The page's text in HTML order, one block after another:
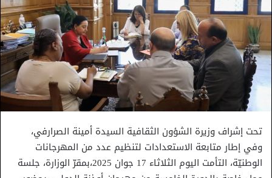
تحت إشراف وزيرة الشؤون الثقافية السيدة أمينة الصرارفي،
وفي إطار متابعة الاستعدادات لتنظيم عدد من المهرجانات
الوطنيّة، التأمت اليوم الثلاثاء 17 جوان 2025،بمقرّ الوزارة، جلسة